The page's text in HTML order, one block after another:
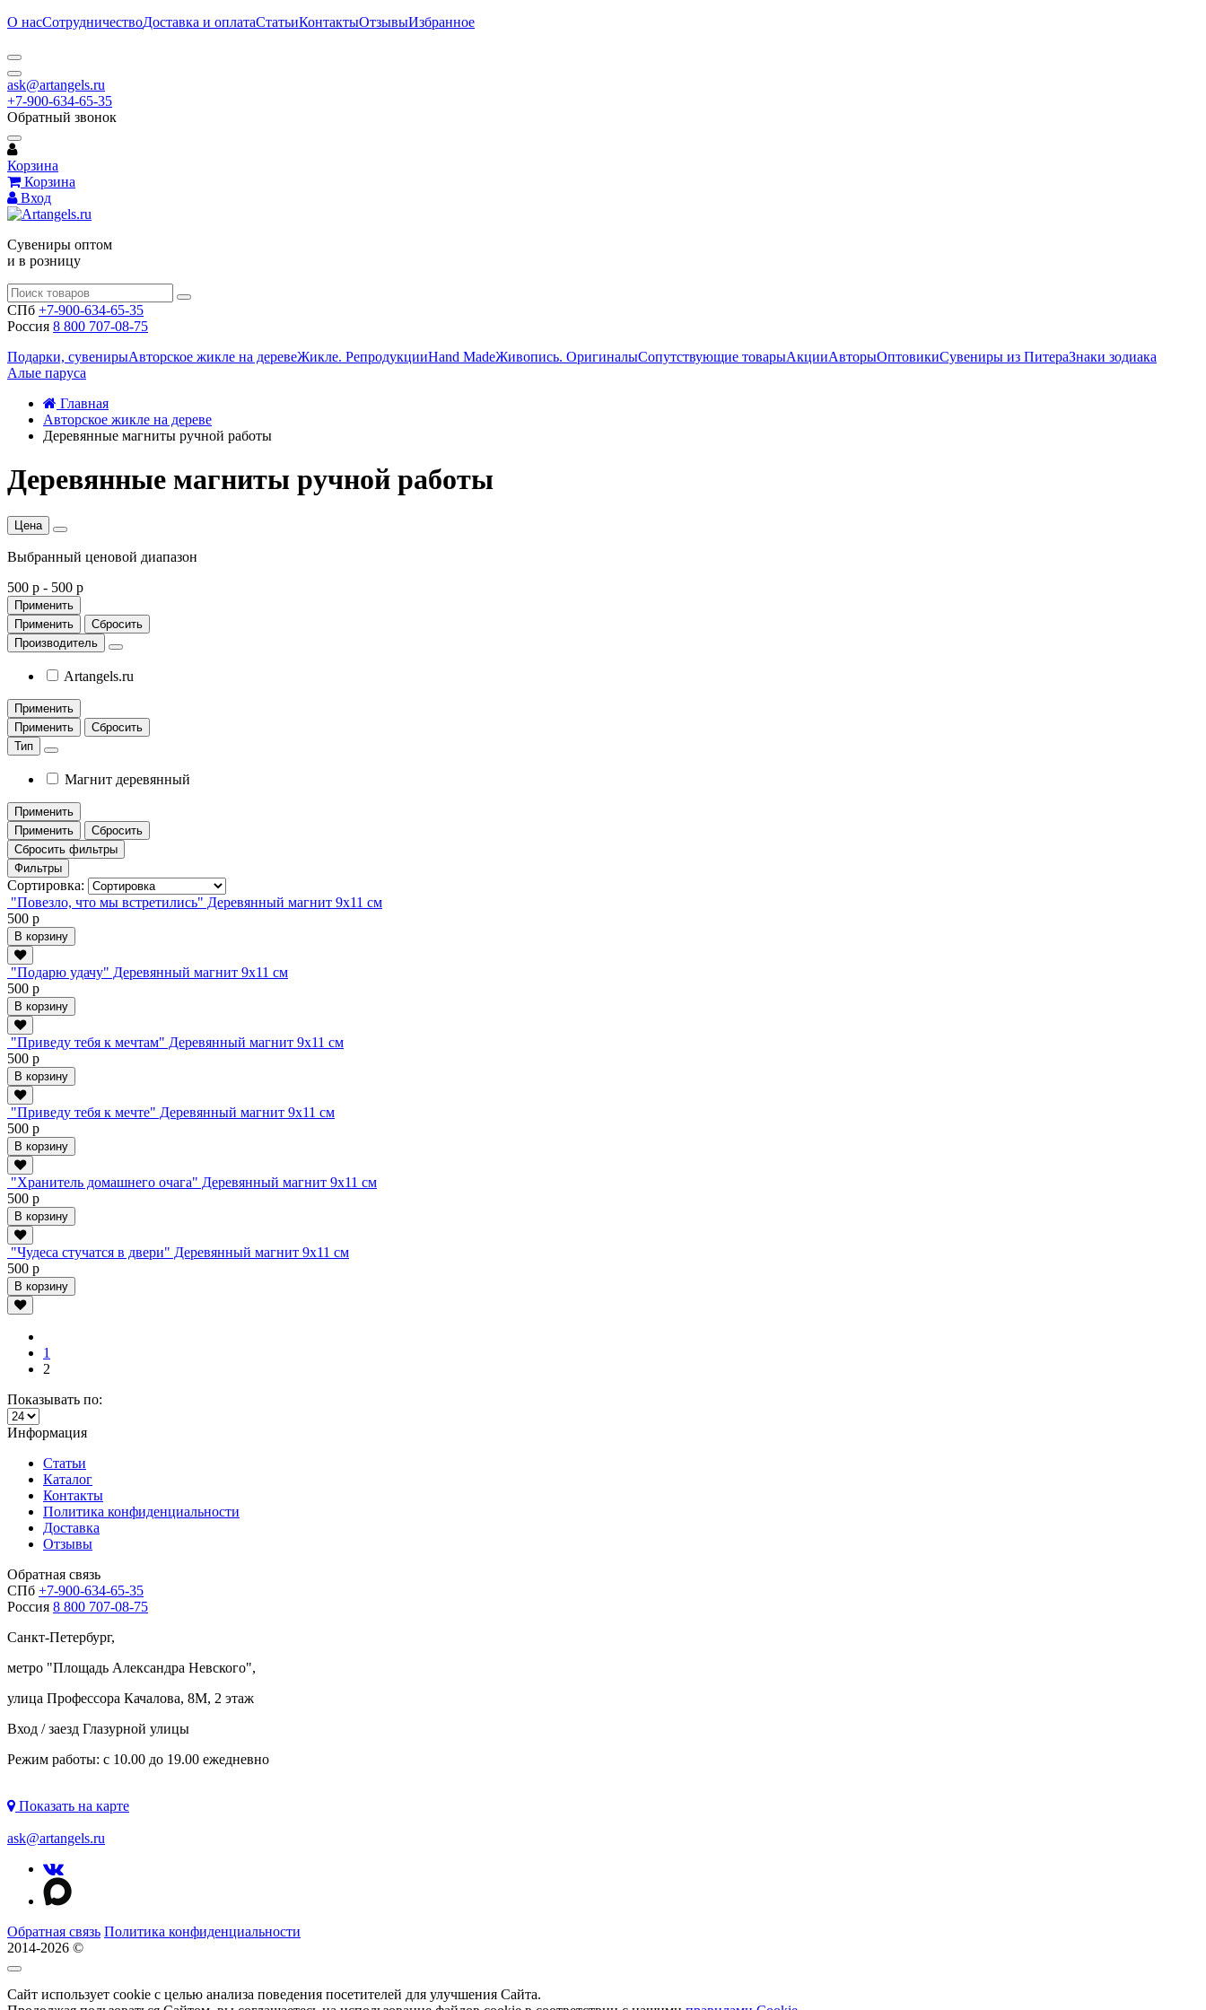
О насСотрудничествоДоставка и оплатаСтатьиКонтактыОтзывыИзбранное
ask@artangels.ru
+7-900-634-65-35
Обратный звонок
Корзина
Корзина
Вход
Сувениры оптом
и в розницу
СПб +7-900-634-65-35
Россия 8 800 707-08-75
Подарки, сувенирыАвторское жикле на деревеЖикле. РепродукцииHand MadeЖивопись. ОригиналыСопутствующие товарыАкцииАвторыОптовикиСувениры из ПитераЗнаки зодиака
Алые паруса
Главная
Авторское жикле на дереве
Деревянные магниты ручной работы
Деревянные магниты ручной работы
Цена
Выбранный ценовой диапазон
500 р - 500 р
Применить
Применить
Сбросить
Производитель
Artangels.ru
Применить
Применить
Сбросить
Тип
Магнит деревянный
Применить
Применить
Сбросить
Сбросить фильтры
Фильтры
Сортировка:
"Повезло, что мы встретились" Деревянный магнит 9х11 см
500 р
В корзину
"Подарю удачу" Деревянный магнит 9х11 см
500 р
В корзину
"Приведу тебя к мечтам" Деревянный магнит 9х11 см
500 р
В корзину
"Приведу тебя к мечте" Деревянный магнит 9х11 см
500 р
В корзину
"Хранитель домашнего очага" Деревянный магнит 9х11 см
500 р
В корзину
"Чудеса стучатся в двери" Деревянный магнит 9х11 см
500 р
В корзину
1
2
Показывать по:
Информация
Статьи
Каталог
Контакты
Политика конфиденциальности
Доставка
Отзывы
Обратная связь
СПб +7-900-634-65-35
Россия 8 800 707-08-75
Санкт-Петербург,
метро "Площадь Александра Невского",
улица Профессора Качалова, 8М, 2 этаж
Вход / заезд Глазурной улицы
Режим работы: с 10.00 до 19.00 ежедневно
Показать на карте
ask@artangels.ru
Обратная связь Политика конфиденциальности
2014-2026 ©
Сайт использует cookie с целью анализа поведения посетителей для улучшения Сайта.